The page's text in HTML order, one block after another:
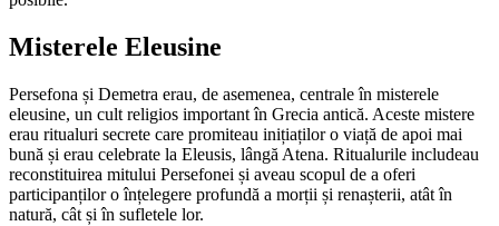
Misterele Eleusine
Persefona și Demetra erau, de asemenea, centrale în misterele
eleusine, un cult religios important în Grecia antică. Aceste mistere
erau ritualuri secrete care promiteau inițiaților o viață de apoi mai
bună și erau celebrate la Eleusis, lângă Atena. Ritualurile includeau
reconstituirea mitului Persefonei și aveau scopul de a oferi
participanților o înțelegere profundă a morții și renașterii, atât în
natură, cât și în sufletele lor.